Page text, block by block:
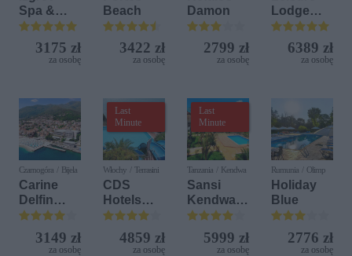
Spa &
Aquapark
3175 zł
za osobę
Beach
3422 zł
za osobę
Damon
2799 zł
za osobę
Lodge
Beach &
Golf
Resort by
6389 zł
za osobę
Czarnogóra / Bijela
Carine
Delfin
Bijela (ex.
Iberostar
Bijela
3149 zł
za osobę
Last
Minute
Włochy / Terrasini
CDS
Hotels
Terrasini
(ex. Citta
del Mare)
4859 zł
za osobę
Last
Minute
Tanzania / Kendwa
Sansi
Kendwa
Beach
Resort
5999 zł
za osobę
Rumunia / Olimp
Holiday
Blue
2776 zł
za osobę